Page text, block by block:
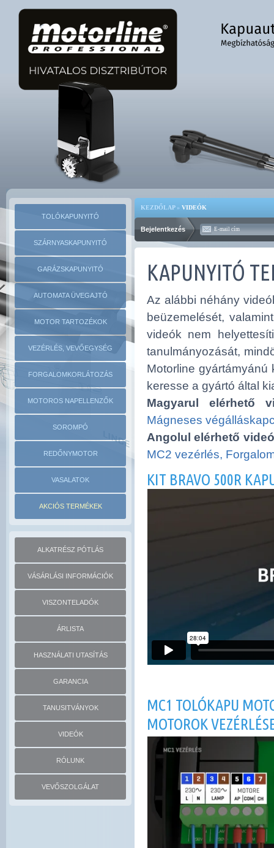
TOLÓKAPUNYITÓ
SZÁRNYASKAPUNYITÓ
GARÁZSKAPUNYITÓ
AUTOMATA ÜVEGAJTÓ
MOTOR TARTOZÉKOK
VEZÉRLÉS, VEVŐEGYSÉG
FORGALOMKORLÁTOZÁS
MOTOROS NAPELLENZŐK
SOROMPÓ
REDŐNYMOTOR
VASALATOK
AKCIÓS TERMÉKEK
ALKATRÉSZ PÓTLÁS
VÁSÁRLÁSI INFORMÁCIÓK
VISZONTELADÓK
ÁRLISTA
HASZNÁLATI UTASÍTÁS
GARANCIA
TANUSITVÁNYOK
VIDEÓK
RÓLUNK
VEVŐSZOLGÁLAT
KAPUNYITÓ
Az alábbi néhány
beüzemelését,
videók nem
tanulmányozását,
Motorline
keresse a gyártó által
Magyarul elérhető
Mágneses
Angolul elérhető
MC2 vezérlés,
KIT BRAVO 500R
MC1 TOLÓKAPU
MOTOROK
KEZDŐLAP» VIDEÓK
Bejelentkezés